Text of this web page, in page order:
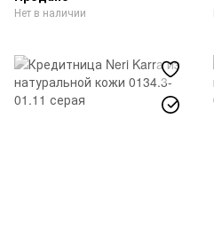
Нет в наличии